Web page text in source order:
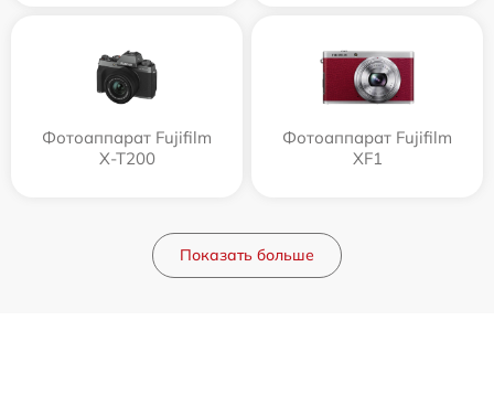
Фотоаппарат Fujifilm
X-T200
Фотоаппарат Fujifilm
XF1
Показать больше